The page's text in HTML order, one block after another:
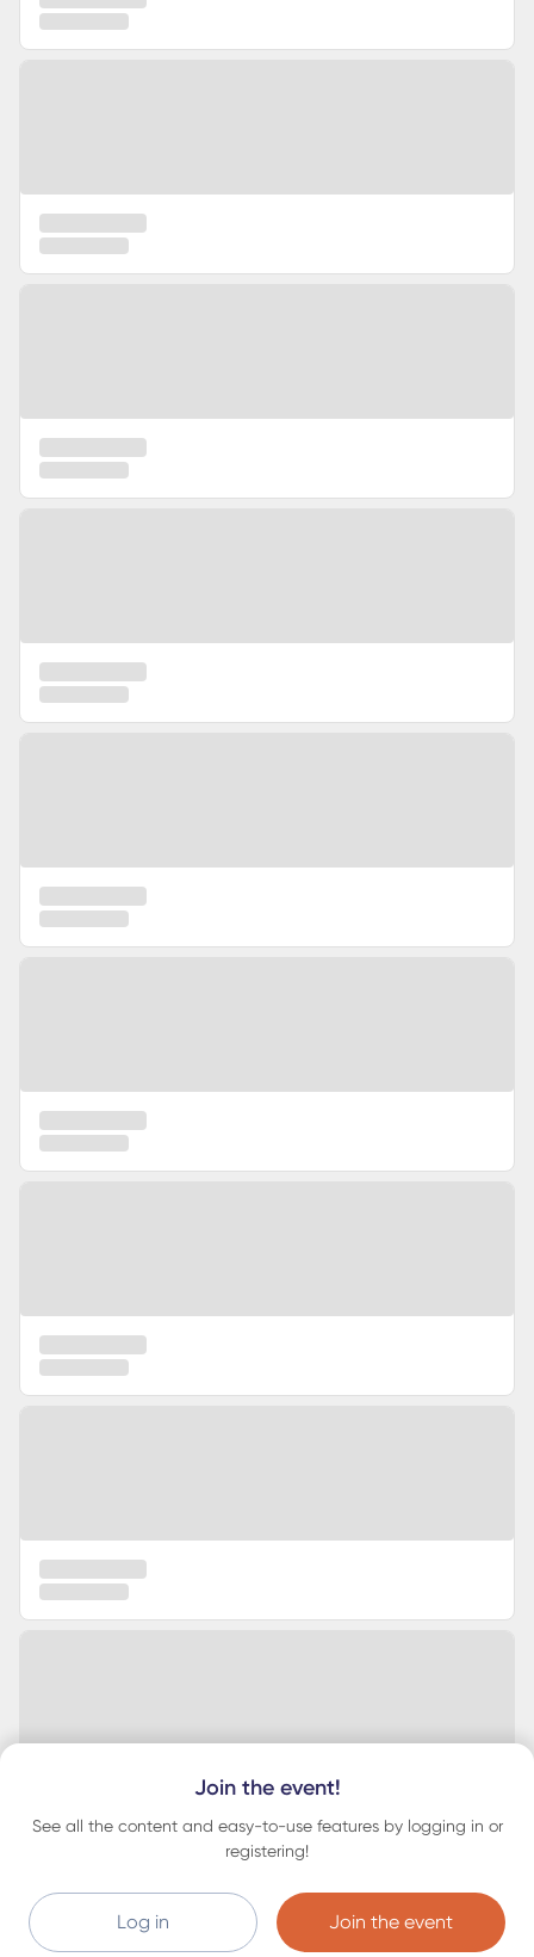
Join the event!
See all the content and easy-to-use features by logging in or
registering!
Log in Join the event